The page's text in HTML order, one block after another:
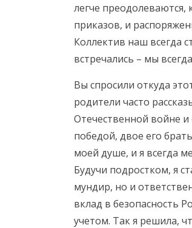
легче преодолеваются,
приказов, и
Коллектив наш всегда
встречались – мы
Вы спросили откуда
родители часто
Отечественной войне
победой, двое его
моей душе, и я всегда
Будучи подростком, я
мундир, но и
вклад в безопасность
учетом. Так я решила,